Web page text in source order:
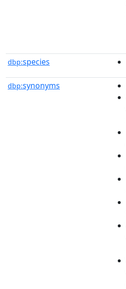
dbp:species
dbp:synonyms